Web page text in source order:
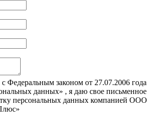
Федеральным законом от 27.07.2006 года
данных» , я даю свое письменное
персональных данных компанией ООО